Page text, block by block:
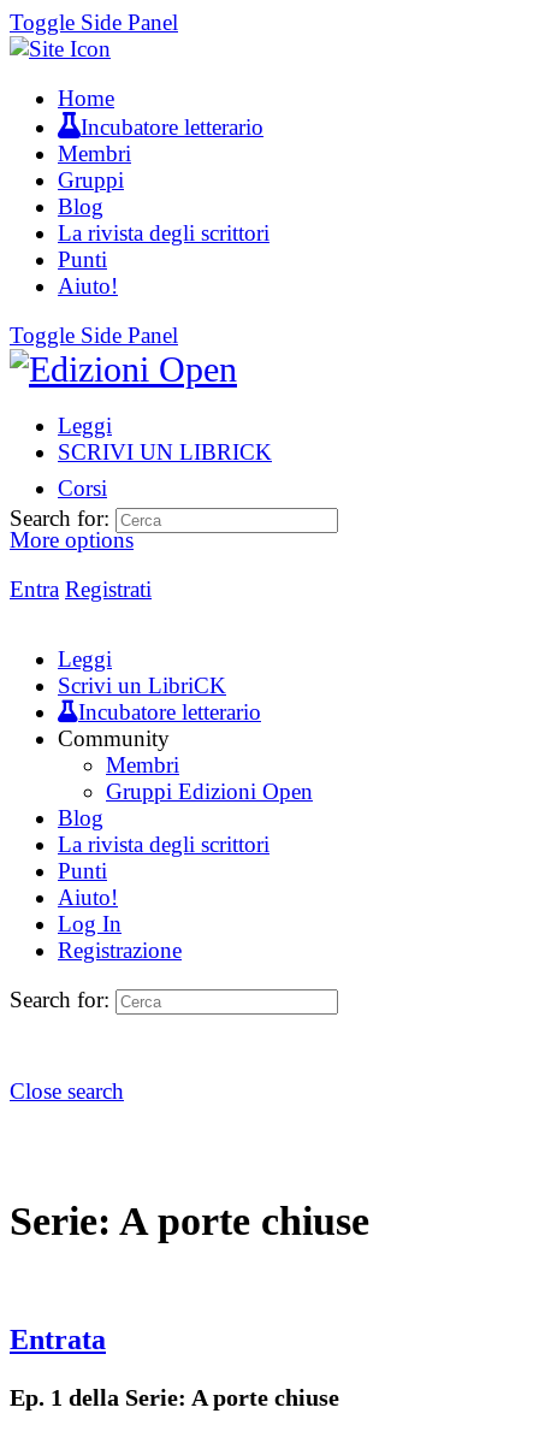
Toggle Side Panel
Home
Incubatore letterario
Membri
Gruppi
Blog
La rivista degli scrittori
Punti
Aiuto!
Toggle Side Panel
Leggi
SCRIVI UN LIBRICK
Corsi
More options
Entra Registrati
Search for:
Leggi
Scrivi un LibriCK
Incubatore letterario
Community
Membri
Gruppi Edizioni Open
Blog
La rivista degli scrittori
Punti
Aiuto!
Log In
Registrazione
Search for:
Close search
Serie: A porte chiuse
Entrata
Ep. 1 della Serie: A porte chiuse